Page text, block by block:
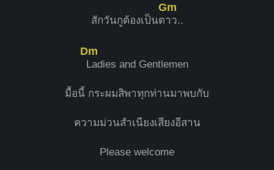
สักวันกูต้องเป็นด
Gm
าว..
Dm
Ladies and Gentlemen
มื้อนี้ กระผมสิพาทุกท่านมาพบกับ
ความม่วนสำเนียงเสียงอีสาน
Please welcome